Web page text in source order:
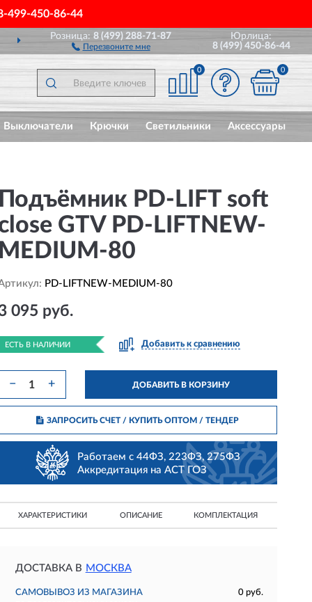
499-450-86-44
ПО ВСЕЙ РОССИИ
Розница:8 (499) 288-71-87
Перезвоните мне
Юрлица:
8 (499) 450-86-44
0 0
Выключатели Крючки Светильники Аксессуары
PD-LIFT soft
GTV PD-LIFTNEW-
80
PD-LIFTNEW-MEDIUM-80
095 руб.
ЕСТЬ В НАЛИЧИИ Добавить к сравнению
− + ДОБАВИТЬ В КОРЗИНУ
ЗАПРОСИТЬ СЧЕТ / КУПИТЬ ОПТОМ/ ТЕНДЕР
Работаем с 44ФЗ, 223ФЗ, 275ФЗ
Аккредитация на АСТ ГОЗ
ХАРАКТЕРИСТИКИ ОПИСАНИЕ КОМПЛЕКТАЦИЯ
ДОСТАВКА В МОСКВА
САМОВЫВОЗ ИЗ МАГАЗИНА
0 руб.